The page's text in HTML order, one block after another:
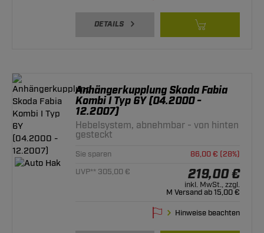
DETAILS
Anhängerkupplung Skoda Fabia
Kombi I Typ 6Y (04.2000 -
12.2007)
Hebelsystem, abnehmbar - von hinten
gesteckt
Sie sparen
86,00 € (28%)
UVP** 305,00 €
219,00 €
inkl. MwSt., zzgl.
M Versand ab 15,00 €
Hinweise beachten